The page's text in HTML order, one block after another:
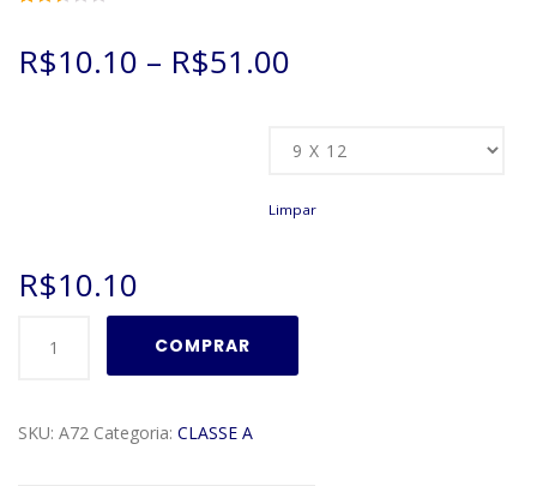
2.50
de 5,
R$10.10 – R$51.00
Limpar
R$10.10
Modelo
COMPRAR
SKU: A72 Categoria: CLASSE A